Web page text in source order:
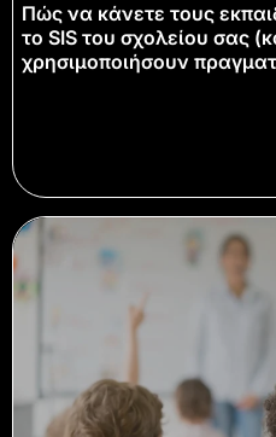
Πώς να κάνετε τους
το SIS του σχολείου σας
χρησιμοποιήσουν